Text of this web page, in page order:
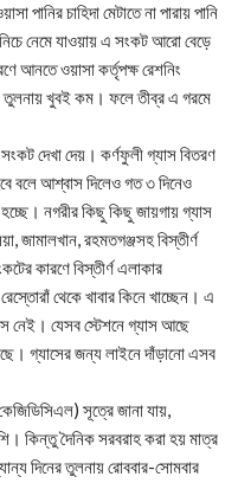
পানির চাহিদা মেটাতে না পারায় পানি
নিচে নেমে যাওয়ায় এ সংকট আরো বেড়ে
আনতে ওয়াসা কর্তৃপক্ষ রেশনিং
তুলনায় খুবই কম। ফলে তীব্র এ গরমে
দেখা দেয়। কর্ণফুলী গ্যাস বিতরণ
বলে আশ্বাস দিলেও গত ৩ দিনেও
নগরীর কিছু কিছু জায়গায় গ্যাস
জামালখান, রহমতগঞ্জসহ বিস্তীর্ণ
কারণে বিস্তীর্ণ এলাকার
থেকে খাবার কিনে খাচ্ছেন। এ
নেই। যেসব স্টেশনে গ্যাস আছে
গ্যাসের জন্য লাইনে দাঁড়ানো এসব
সূত্রে জানা যায়,
কিন্তু দৈনিক সরবরাহ করা হয় মাত্র
দিনের তুলনায় রোববার-সোমবার